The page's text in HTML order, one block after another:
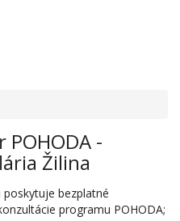
- konzultačná
-
Žilina
poskytuje bezplatné
programu POHODA;